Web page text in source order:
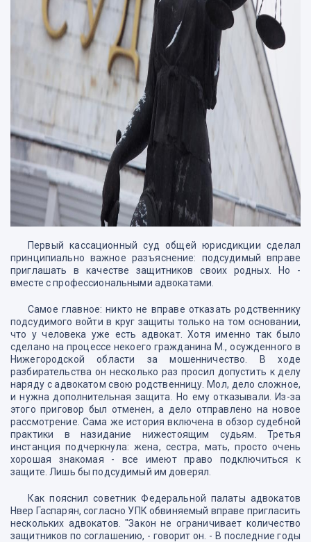
Первый кассационный суд общей юрисдикции сделал
принципиально важное разъяснение: подсудимый вправе
приглашать в качестве защитников своих родных. Но -
вместе с профессиональными адвокатами.
Самое главное: никто не вправе отказать родственнику
подсудимого войти в круг защиты только на том основании,
что у человека уже есть адвокат. Хотя именно так было
сделано на процессе некоего гражданина М., осужденного в
Нижегородской области за мошенничество. В ходе
разбирательства он несколько раз просил допустить к делу
наряду с адвокатом свою родственницу. Мол, дело сложное,
и нужна дополнительная защита. Но ему отказывали. Из-за
этого приговор был отменен, а дело отправлено на новое
рассмотрение. Сама же история включена в обзор судебной
практики в назидание нижестоящим судьям. Третья
инстанция подчеркнула: жена, сестра, мать, просто очень
хорошая знакомая - все имеют право подключиться к
защите. Лишь бы подсудимый им доверял.
Как пояснил советник Федеральной палаты адвокатов
Нвер Гаспарян, согласно УПК обвиняемый вправе пригласить
нескольких адвокатов. "Закон не ограничивает количество
защитников по соглашению, - говорит он. - В последние годы